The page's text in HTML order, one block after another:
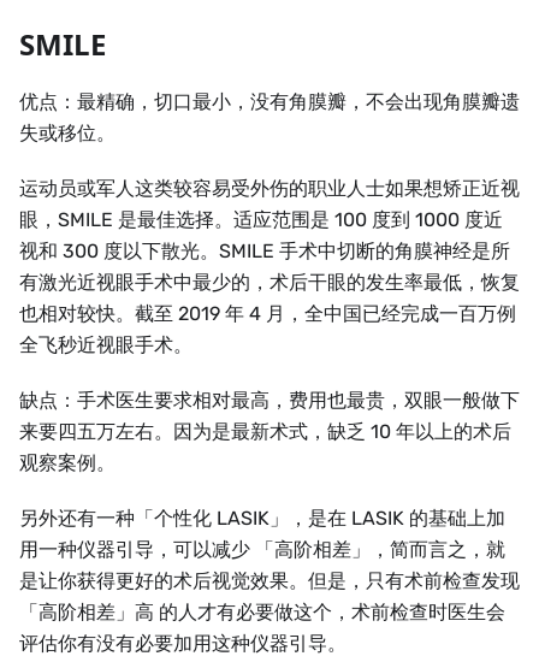
SMILE
优点：最精确，切口最小，没有角膜瓣，不会出现角膜瓣遗
失或移位。
运动员或军人这类较容易受外伤的职业人士如果想矫正近视
眼，SMILE 是最佳选择。适应范围是 100 度到 1000 度近
视和 300 度以下散光。SMILE 手术中切断的角膜神经是所
有激光近视眼手术中最少的，术后干眼的发生率最低，恢复
也相对较快。截至 2019 年 4 月，全中国已经完成一百万例
全飞秒近视眼手术。
缺点：手术医生要求相对最高，费用也最贵，双眼一般做下
来要四五万左右。因为是最新术式，缺乏 10 年以上的术后
观察案例。
另外还有一种「个性化 LASIK」，是在 LASIK 的基础上加
用一种仪器引导，可以减少 「高阶相差」，简而言之，就
是让你获得更好的术后视觉效果。但是，只有术前检查发现
「高阶相差」高 的人才有必要做这个，术前检查时医生会
评估你有没有必要加用这种仪器引导。